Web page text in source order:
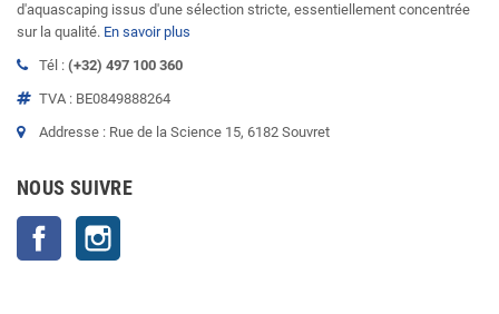
d'aquascaping issus d'une sélection stricte, essentiellement concentrée
sur la qualité. En savoir plus
Tél : (+32) 497 100 360
TVA : BE0849888264
Addresse : Rue de la Science 15, 6182 Souvret
NOUS SUIVRE
Facebook